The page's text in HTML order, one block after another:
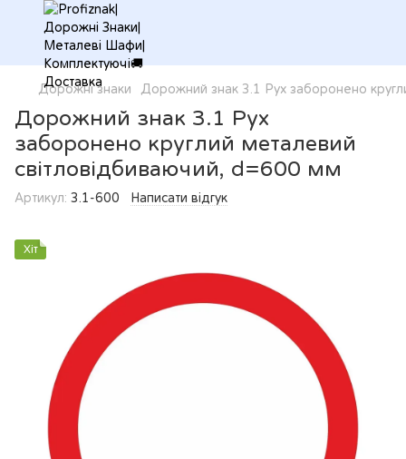
Дорожні знаки Дорожний знак 3.1 Рух заборонено
Дорожний знак 3.1 Рух
заборонено круглий металевий
світловідбиваючий, d=600 мм
Артикул: 3.1-600 Написати відгук
Хіт